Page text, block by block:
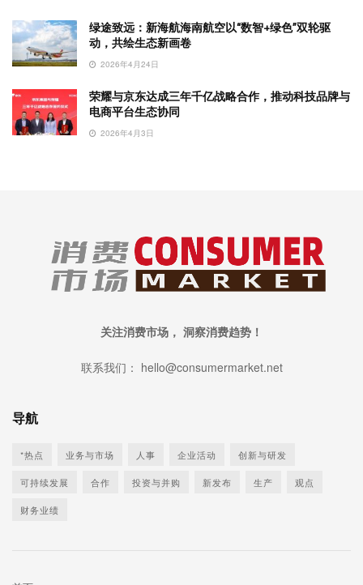
绿途致远：新海航海南航空以“数智+绿色”双轮驱
动，共绘生态新画卷
2026年4月24日
荣耀与京东达成三年千亿战略合作，推动科技品牌与
电商平台生态协同
2026年4月3日
关注消费市场， 洞察消费趋势！
联系我们： hello@consumermarket.net
导航
*热点 业务与市场 人事 企业活动 创新与研发
可持续发展 合作 投资与并购 新发布 生产 观点
财务业绩